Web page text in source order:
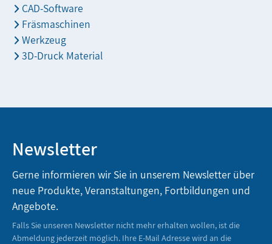
CAD-Software
Fräsmaschinen
Werkzeug
3D-Druck Material
Newsletter
Gerne informieren wir Sie in unserem Newsletter über
neue Produkte, Veranstaltungen, Fortbildungen und
Angebote.
Falls Sie unseren Newsletter nicht mehr erhalten wollen, ist die
Abmeldung jederzeit möglich. Ihre E-Mail Adresse wird an die